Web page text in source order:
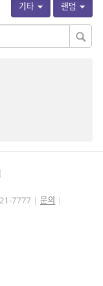
기타 랜덤
7777
문의